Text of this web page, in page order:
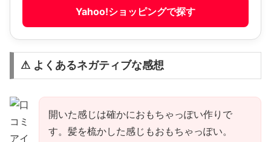
Yahoo!ショッピングで探す
⚠ よくあるネガティブな感想
開いた感じは確かにおもちゃっぽい作りで
す。髪を梳かした感じもおもちゃっぽい。